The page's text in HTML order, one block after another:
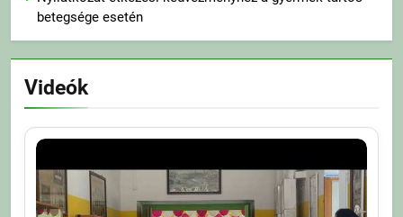
betegsége esetén
Videók